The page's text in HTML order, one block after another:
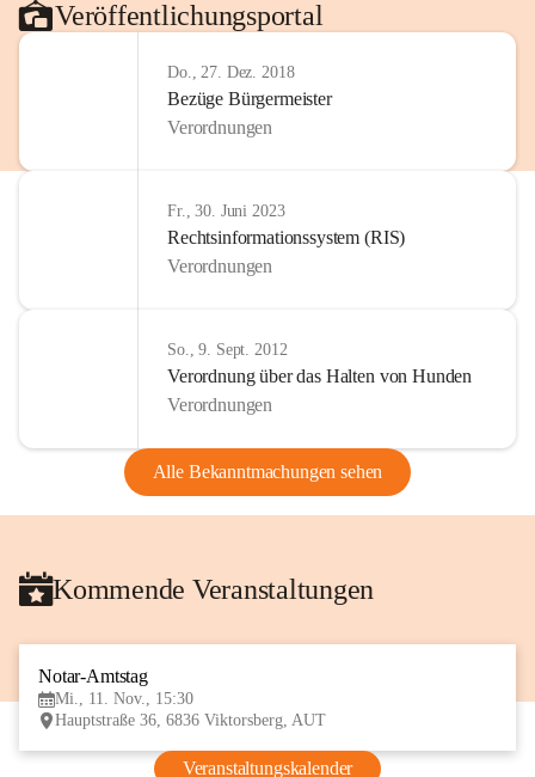
Veröffentlichungsportal
Do., 27. Dez. 2018
Bezüge Bürgermeister
Verordnungen
Fr., 30. Juni 2023
Rechtsinformationssystem (RIS)
Verordnungen
So., 9. Sept. 2012
Verordnung über das Halten von Hunden
Verordnungen
Alle Bekanntmachungen sehen
Kommende Veranstaltungen
Notar-Amtstag
Mi., 11. Nov., 15:30
Hauptstraße 36, 6836 Viktorsberg, AUT
Veranstaltungskalender